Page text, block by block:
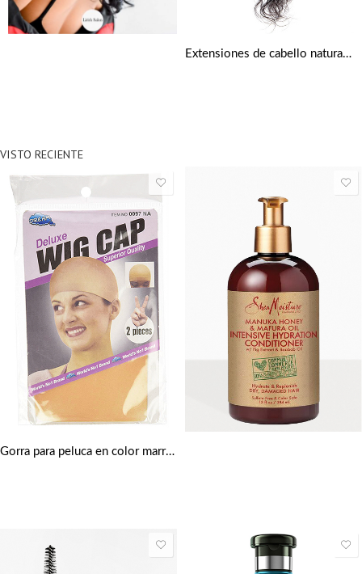
Extensiones de cabello natural rizado profundo
VISTO RECIENTE
Gorra para peluca en color marrón claro